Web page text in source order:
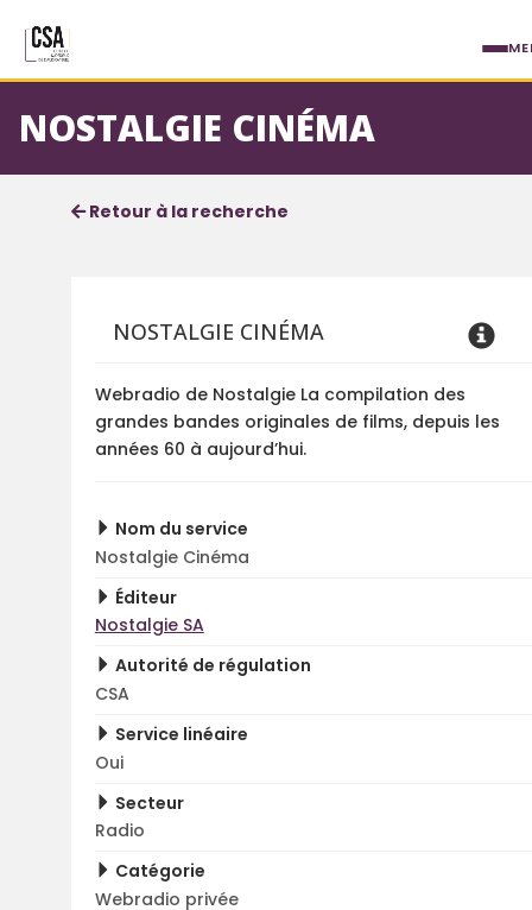
NOSTALGIE CINÉMA
Fiche service
Informations détaillées
Retour à la recherche
NOSTALGIE CINÉMA
Webradio de Nostalgie La compilation des
grandes bandes originales de films, depuis les
années 60 à aujourd’hui.
Nom du service
Nostalgie Cinéma
Éditeur
Nostalgie SA
Autorité de régulation
CSA
Service linéaire
Oui
Secteur
Radio
Catégorie
Webradio privée